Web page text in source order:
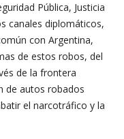
Pública, Justicia
canales diplomáticos,
con Argentina,
de estos robos, del
de la frontera
de autos robados
el narcotráfico y la